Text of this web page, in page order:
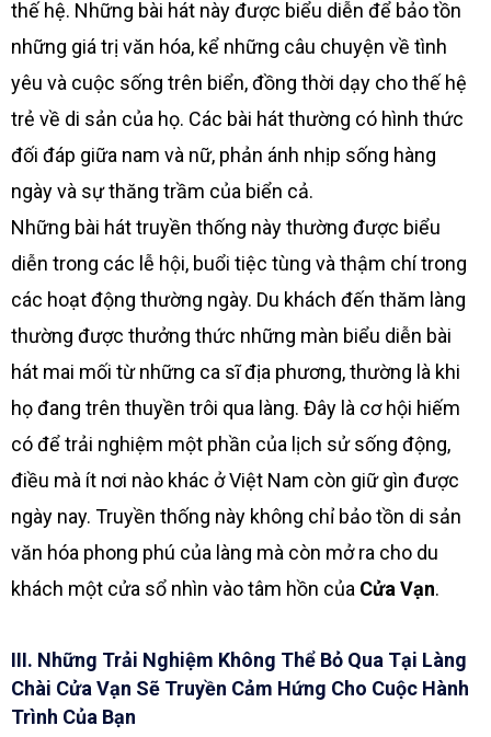
thế hệ. Những bài hát này được biểu diễn để bảo tồn
những giá trị văn hóa, kể những câu chuyện về tình
yêu và cuộc sống trên biển, đồng thời dạy cho thế hệ
trẻ về di sản của họ. Các bài hát thường có hình thức
đối đáp giữa nam và nữ, phản ánh nhịp sống hàng
ngày và sự thăng trầm của biển cả.
Những bài hát truyền thống này thường được biểu
diễn trong các lễ hội, buổi tiệc tùng và thậm chí trong
các hoạt động thường ngày. Du khách đến thăm làng
thường được thưởng thức những màn biểu diễn bài
hát mai mối từ những ca sĩ địa phương, thường là khi
họ đang trên thuyền trôi qua làng. Đây là cơ hội hiếm
có để trải nghiệm một phần của lịch sử sống động,
điều mà ít nơi nào khác ở Việt Nam còn giữ gìn được
ngày nay. Truyền thống này không chỉ bảo tồn di sản
văn hóa phong phú của làng mà còn mở ra cho du
khách một cửa sổ nhìn vào tâm hồn của Cửa Vạn.
III. Những Trải Nghiệm Không Thể Bỏ Qua Tại Làng
Chài Cửa Vạn Sẽ Truyền Cảm Hứng Cho Cuộc Hành
Trình Của Bạn